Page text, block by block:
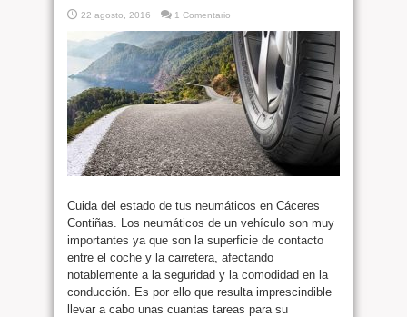
22 agosto, 2016 1 Comentario
Cuida del estado de tus neumáticos en Cáceres
Contiñas. Los neumáticos de un vehículo son muy
importantes ya que son la superficie de contacto
entre el coche y la carretera, afectando
notablemente a la seguridad y la comodidad en la
conducción. Es por ello que resulta imprescindible
llevar a cabo unas cuantas tareas para su